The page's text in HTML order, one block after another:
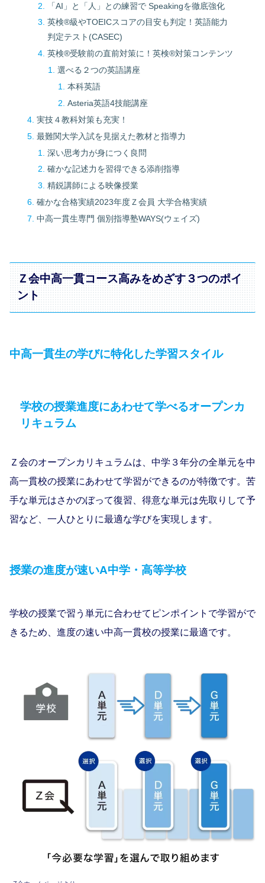
「AI」と「人」との練習で Speakingを徹底強化
英検®級やTOEICスコアの目安も判定！英語能力
判定テスト(CASEC)
英検®受験前の直前対策に！英検®対策コンテンツ
選べる２つの英語講座
本科英語
Asteria英語4技能講座
実技４教科対策も充実！
最難関⼤学⼊試を⾒据えた教材と指導力
深い思考力が身につく良問
確かな記述力を習得できる添削指導
精鋭講師による映像授業
確かな合格実績2023年度Ｚ会員 大学合格実績
中高一貫生専門 個別指導塾WAYS(ウェイズ)
Ｚ会中高一貫コース高みをめざす３つのポイ
ント
中⾼⼀貫⽣の学びに特化した学習スタイル
学校の授業進度にあわせて学べるオープンカ
リキュラム
Ｚ会のオープンカリキュラムは、中学３年分の全単元を中
⾼⼀貫校の授業にあわせて学習ができるのが特徴です。苦
⼿な単元はさかのぼって復習、得意な単元は先取りして予
習など、⼀⼈ひとりに最適な学びを実現します。
授業の進度が速いA中学・高等学校
学校の授業で習う単元に合わせてピンポイントで学習がで
きるため、進度の速い中高一貫校の授業に最適です。